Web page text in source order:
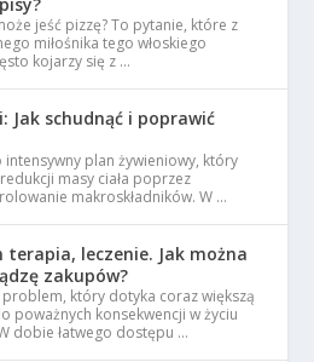
jeść pizzę? To pytanie, które z
miłośnika tego włoskiego
kojarzy się z …
Jak schudnąć i poprawić
intensywny plan żywieniowy, który
masy ciała poprzez
makroskładników. W …
leczenie. Jak można
zakupów?
który dotyka coraz większą
poważnych konsekwencji w życiu
dobie łatwego dostępu …